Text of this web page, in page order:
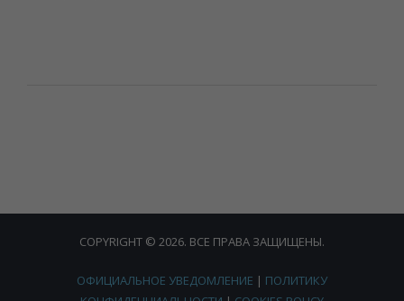
COPYRIGHT © 2026. ВСЕ ПРАВА ЗАЩИЩЕНЫ.
ОФИЦИАЛЬНОЕ УВЕДОМЛЕНИЕ | ПОЛИТИКУ